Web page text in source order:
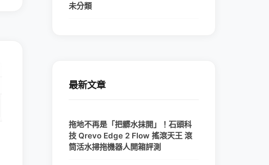
未分類
最新文章
拖地不再是「把髒水抹開」！石頭科
技 Qrevo Edge 2 Flow 搖滾天王 滾
筒活水掃拖機器人開箱評測